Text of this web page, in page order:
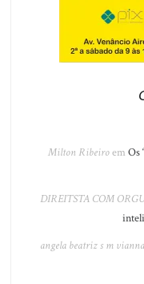
Milton Ribeiroem Os
DIREITSTA COM
angela beatriz s m vianna